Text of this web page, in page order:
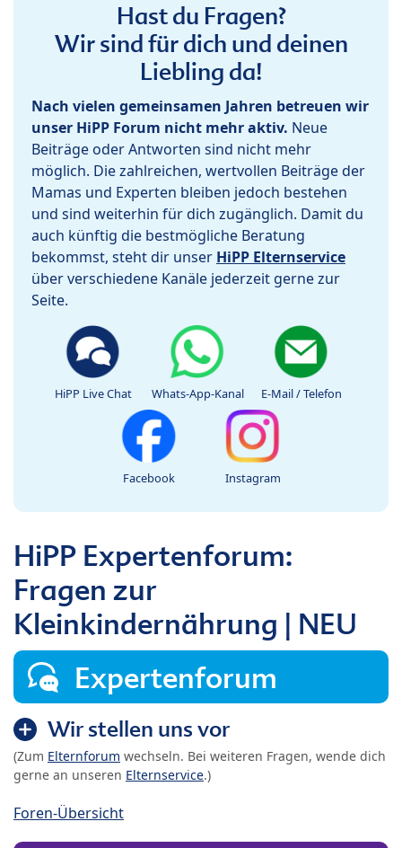
Hast du Fragen?
Wir sind für dich und deinen
Liebling da!
Nach vielen gemeinsamen Jahren betreuen wir
unser HiPP Forum nicht mehr aktiv. Neue
Beiträge oder Antworten sind nicht mehr
möglich. Die zahlreichen, wertvollen Beiträge der
Mamas und Experten bleiben jedoch bestehen
und sind weiterhin für dich zugänglich. Damit du
auch künftig die bestmögliche Beratung
bekommst, steht dir unser HiPP Elternservice
über verschiedene Kanäle jederzeit gerne zur
Seite.
HiPP Live Chat Whats-App-Kanal E-Mail / Telefon
Facebook Instagram
HiPP Expertenforum:
Fragen zur
Kleinkindernährung | NEU
Expertenforum
Wir stellen uns vor
(Zum Elternforum wechseln. Bei weiteren Fragen, wende dich
gerne an unseren Elternservice.)
Foren-Übersicht